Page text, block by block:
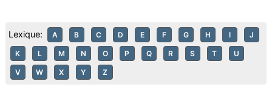
Lexique: A B C D E F G H I J
K L M N O P Q R S T U
V W X Y Z